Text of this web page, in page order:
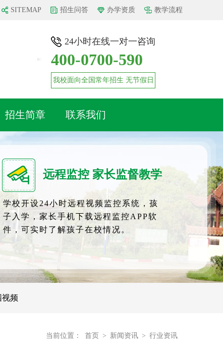
SITEMAP 招生问答 办学资质 教学流程
24小时在线一对一咨询
400-0700-590
我校面向全国常年招生 无节假日
招生简章 联系我们
远程监控 家长监督教学
学校开设24小时远程视频监控系统，孩
子入学，家长手机下载远程监控APP软
件，可实时了解孩子在校情况。
视频
当前位置： 首页 > 新闻资讯 > 行业资讯